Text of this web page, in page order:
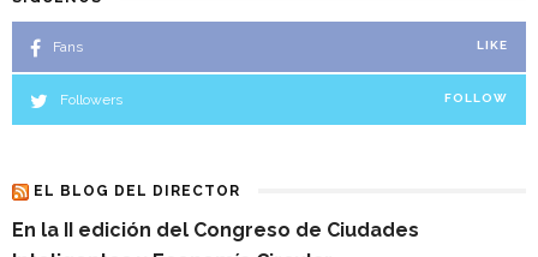
Fans LIKE
Followers FOLLOW
EL BLOG DEL DIRECTOR
En la II edición del Congreso de Ciudades